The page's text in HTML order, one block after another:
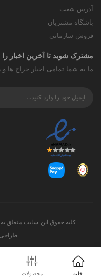
آدرس شعب
باشگاه مشتریان
فروش سازمانی
مشترک شوید تا آخرین اخبار را
ما به شما تمامی اخبار حراج ها و
کلیه حقوق این سایت متعلق به
خانه محصولات